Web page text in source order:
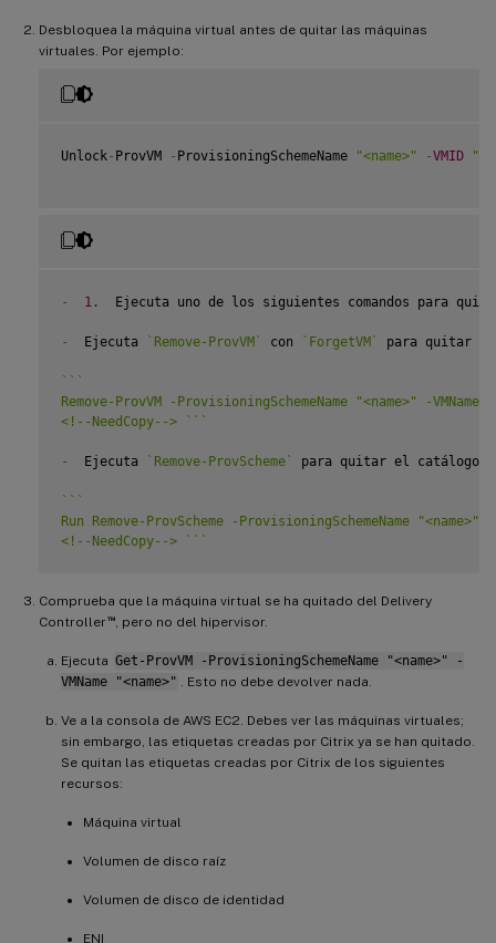
Desbloquea la máquina virtual antes de quitar las máquinas
virtuales. Por ejemplo:
Unlock- ProvVM - ProvisioningSchemeName "<name>" -VMID
- 1.
Ejecuta uno de los siguientes comandos para
-
  Ejecuta
` Remove-ProvVM` con ` ForgetVM` para quitar
` ` `
Remove-ProvVM -ProvisioningSchemeName "<name>" -VMName
<!--NeedCopy-->
` ` `
-
  Ejecuta
` Remove-ProvScheme` para quitar el catálogo
` ` `
Run Remove-ProvScheme -ProvisioningSchemeName "<name>"
<!--NeedCopy-->
` ` `
Comprueba que la máquina virtual se ha quitado del Delivery
Controller™, pero no del hipervisor.
Ejecuta Get-ProvVM -ProvisioningSchemeName "<name>" -
VMName "<name>"
. Esto no debe devolver nada.
Ve a la consola de AWS EC2. Debes ver las máquinas virtuales;
sin embargo, las etiquetas creadas por Citrix ya se han quitado.
Se quitan las etiquetas creadas por Citrix de los siguientes
recursos:
Máquina virtual
Volumen de disco raíz
Volumen de disco de identidad
ENI